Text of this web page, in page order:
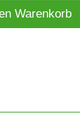
Warenkorb